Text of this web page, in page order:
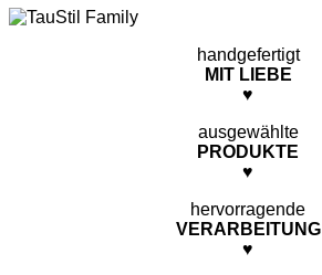
handgefertigt
MIT LIEBE
♥
ausgewählte
PRODUKTE
♥
hervorragende
VERARBEITUNG
♥